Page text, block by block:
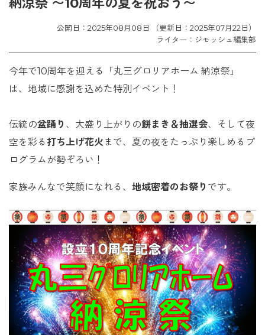
公開日：2025年08月08日 （更新日：2025年07月22日）
ライター：ジモッシュ編集部
今年で10周年を迎える「丸三グロリアホーム 納涼祭」
は、地域に感謝を込めた特別イベント！
伝統の盆踊り 、大盛り上がりの餅まき＆抽選会、そして夜
空を彩る 打ち上げ花火まで、夏の夜をたっぷり楽しめるプ
ログラムが勢ぞろい！
家族みんなで笑顔になれる、 地域密着のお祭り です。